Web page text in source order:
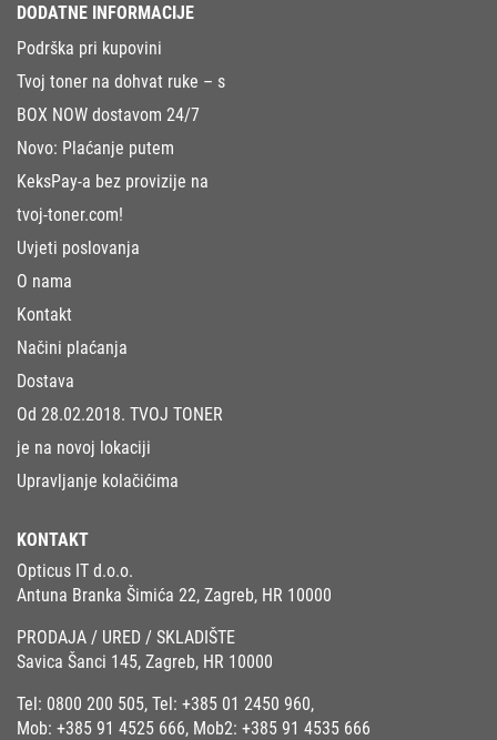
DODATNE INFORMACIJE
Podrška pri kupovini
Tvoj toner na dohvat ruke – s
BOX NOW dostavom 24/7
Novo: Plaćanje putem
KeksPay-a bez provizije na
tvoj-toner.com!
Uvjeti poslovanja
O nama
Kontakt
Načini plaćanja
Dostava
Od 28.02.2018. TVOJ TONER
je na novoj lokaciji
Upravljanje kolačićima
KONTAKT
Opticus IT d.o.o.
Antuna Branka Šimića 22, Zagreb, HR 10000
PRODAJA / URED / SKLADIŠTE
Savica Šanci 145, Zagreb, HR 10000
Tel: 0800 200 505, Tel: +385 01 2450 960,
Mob: +385 91 4525 666, Mob2: +385 91 4535 666